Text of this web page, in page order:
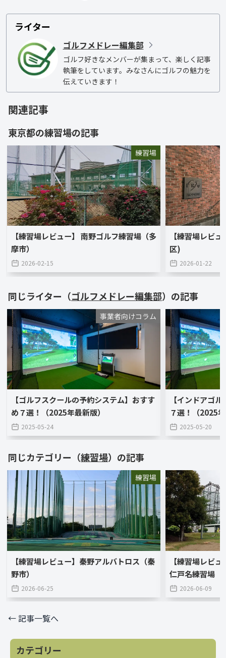
ライター
ゴルフメドレー編集部
ゴルフ好きなメンバーが集まって、楽しく記事
執筆をしています。みなさんにゴルフの魅力を
伝えていきます！
関連記事
東京都の練習場の記事
練習場
【練習場レビュー】 南野ゴルフ練習場（多
摩市）
2026-02-15
【練習場レビ
区)
2026-01-22
同じライター（ゴルフメドレー編集部）の記事
事業者向けコラム
【ゴルフスクールの予約システム】おすす
め７選！（2025年最新版）
2025-05-24
【インドアゴ
７選！（2025
2025-05-20
同じカテゴリー（練習場）の記事
練習場
【練習場レビュー】秦野アルバトロス（秦
野市）
2026-06-25
【練習場レビ
仁戸名練習場（
2026-06-09
← 記事一覧へ
カテゴリー